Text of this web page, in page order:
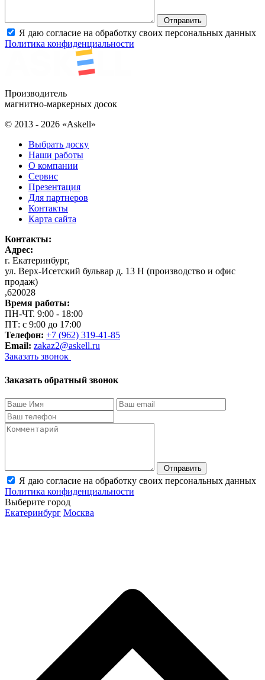
Отправить
Я даю согласие на обработку своих персональных данных
Политика конфиденциальности
Производитель
магнитно-маркерных досок
© 2013 - 2026 «Askell»
Выбрать доску
Наши работы
О компании
Сервис
Презентация
Для партнеров
Контакты
Карта сайта
Контакты:
Адрес:
г. Екатеринбург,
ул. Верх-Исетский бульвар д. 13 Н (производство и офис
продаж)
,620028
Время работы:
ПН-ЧТ. 9:00 - 18:00
ПТ: с 9:00 до 17:00
Телефон: +7 (962) 319-41-85
Email: zakaz2@askell.ru
Заказать звонок
Заказать обратный звонок
Отправить
Я даю согласие на обработку своих персональных данных
Политика конфиденциальности
Выберите город
Екатеринбург Москва